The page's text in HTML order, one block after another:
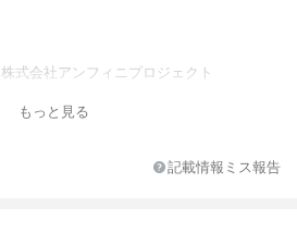
株式会社アンフィニプロジェクト
もっと見る
記載情報ミス報告